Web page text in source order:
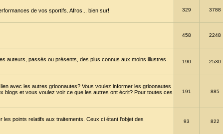
de vos sportifs. Afros... bien sur! 329 3788
458 2248
auteurs, passés ou présents, des plus connus aux moins illustres
190 2530
avec les autres grioonautes? Vous voulez informer les grioonautes
blogs et vous voulez voir ce que les autres ont écrit? Pour toutes ces
191 885
points relatifs aux traitements. Ceux ci étant l'objet des
93 822